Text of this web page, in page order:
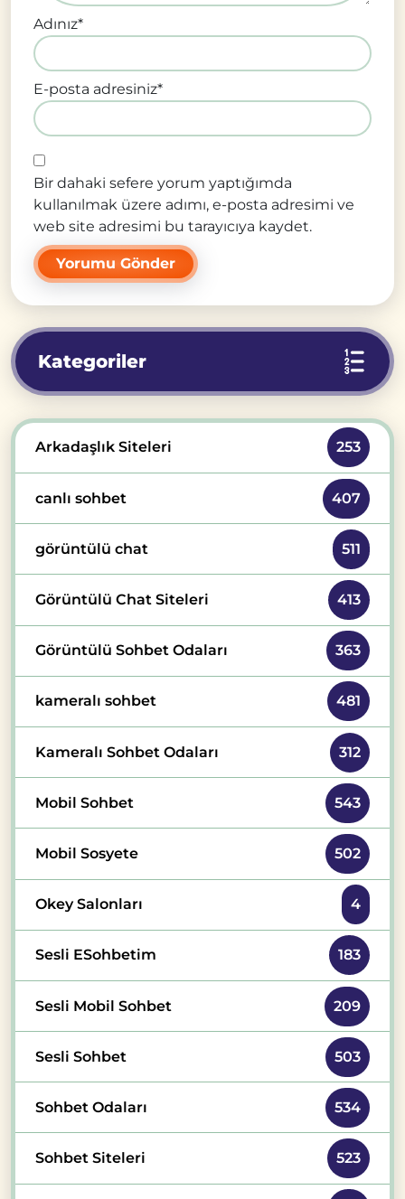
Adınız*
E-posta adresiniz*
Bir dahaki sefere yorum yaptığımda
kullanılmak üzere adımı, e-posta adresimi ve
web site adresimi bu tarayıcıya kaydet.
Kategoriler
Arkadaşlık Siteleri 253
canlı sohbet 407
görüntülü chat 511
Görüntülü Chat Siteleri 413
Görüntülü Sohbet Odaları 363
kameralı sohbet 481
Kameralı Sohbet Odaları 312
Mobil Sohbet 543
Mobil Sosyete 502
Okey Salonları 4
Sesli ESohbetim 183
Sesli Mobil Sohbet 209
Sesli Sohbet 503
Sohbet Odaları 534
Sohbet Siteleri 523